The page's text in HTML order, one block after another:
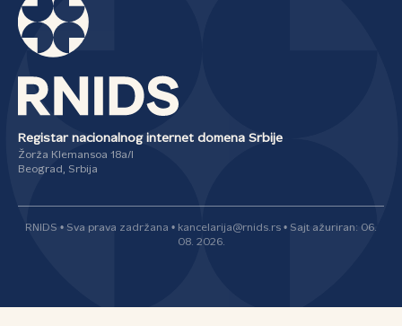
Registar nacionalnog internet domena Srbije
Žorža Klemansoa 18a/I
Beograd, Srbija
RNIDS • Sva prava zadržana • kancelarija@rnids.rs • Sajt ažuriran: 06.
08. 2026.